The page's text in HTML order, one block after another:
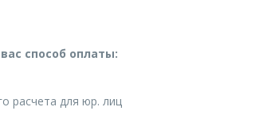
способ оплаты:
расчета для юр. лиц